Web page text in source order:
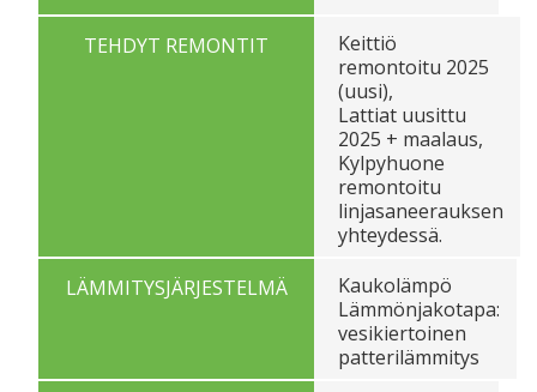
TEHDYT REMONTIT
Keittiö
remontoitu 2025
(uusi),
Lattiat uusittu
2025 + maalaus,
Kylpyhuone
remontoitu
linjasaneerauksen
yhteydessä.
LÄMMITYSJÄRJESTELMÄ
Kaukolämpö
Lämmönjakotapa:
vesikiertoinen
patterilämmitys